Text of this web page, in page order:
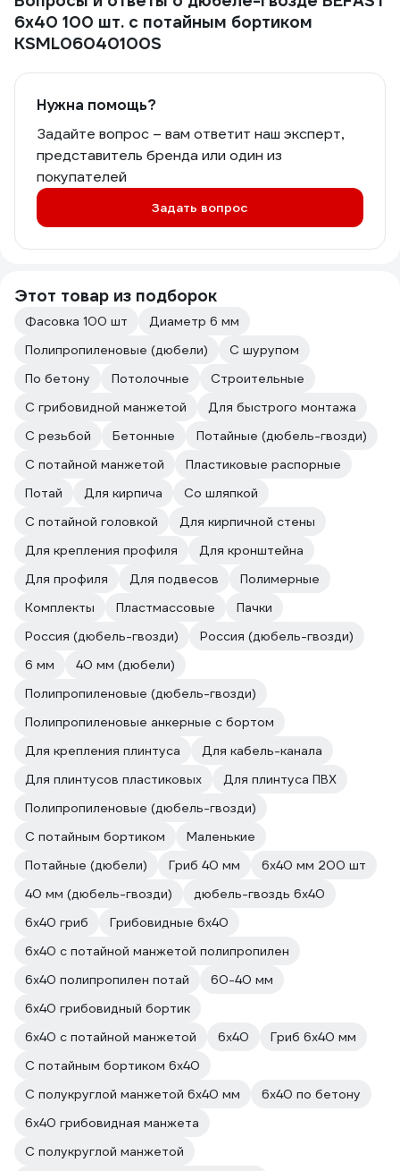
6х40 100 шт. с потайным бортиком
KSML06040100S
Нужна помощь?
Задайте вопрос – вам ответит наш эксперт,
представитель бренда или один из
покупателей
Задать вопрос
Этот товар из подборок
Фасовка 100 шт
Диаметр 6 мм
Полипропиленовые (дюбели)
С шурупом
По бетону
Потолочные
Строительные
С грибовидной манжетой
Для быстрого монтажа
С резьбой
Бетонные
Потайные (дюбель-гвозди)
С потайной манжетой
Пластиковые распорные
Потай
Для кирпича
Со шляпкой
С потайной головкой
Для кирпичной стены
Для крепления профиля
Для кронштейна
Для профиля
Для подвесов
Полимерные
Комплекты
Пластмассовые
Пачки
Россия (дюбель-гвозди)
Россия (дюбель-гвозди)
6 мм
40 мм (дюбели)
Полипропиленовые (дюбель-гвозди)
Полипропиленовые анкерные с бортом
Для крепления плинтуса
Для кабель-канала
Для плинтусов пластиковых
Для плинтуса ПВХ
Полипропиленовые (дюбель-гвозди)
С потайным бортиком
Маленькие
Потайные (дюбели)
Гриб 40 мм
6х40 мм 200 шт
40 мм (дюбель-гвозди)
дюбель-гвоздь 6х40
6х40 гриб
Грибовидные 6х40
6х40 с потайной манжетой полипропилен
6х40 полипропилен потай
60-40 мм
6х40 грибовидный бортик
6х40 с потайной манжетой
6х40
Гриб 6х40 мм
С потайным бортиком 6х40
С полукруглой манжетой 6x40 мм
6х40 по бетону
6х40 грибовидная манжета
С полукруглой манжетой